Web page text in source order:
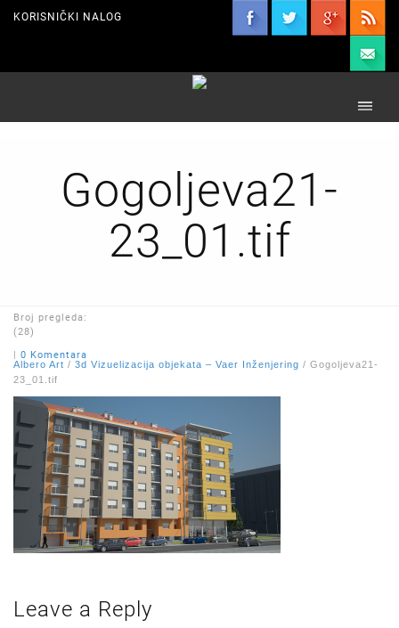
KORISNIČKI NALOG
Gogoljeva21-
23_01.tif
Broj pregleda:
(28)
0 Komentara
Albero Art / 3d Vizuelizacija objekata – Vaer Inženjering / Gogoljeva21-
23_01.tif
Leave a Reply